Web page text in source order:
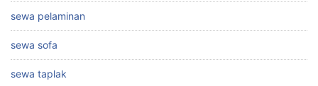
sewa pelaminan
sewa sofa
sewa taplak